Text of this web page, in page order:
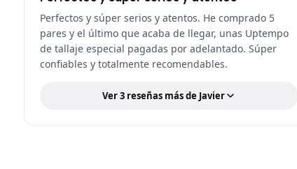
Perfectos y súper serios y atentos. He comprado 5
pares y el último que acaba de llegar, unas Uptempo
de tallaje especial pagadas por adelantado. Súper
confiables y totalmente recomendables.
Ver 3 reseñas más de Javier